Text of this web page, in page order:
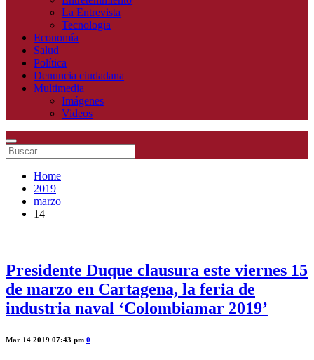
La Entrevista
Tecnologia
Economía
Salud
Política
Denuncia ciudadana
Multimedia
Imágenes
Videos
Home
2019
marzo
14
Presidente Duque clausura este viernes 15
de marzo en Cartagena, la feria de
industria naval ‘Colombiamar 2019’
Mar 14 2019 07:43 pm 0